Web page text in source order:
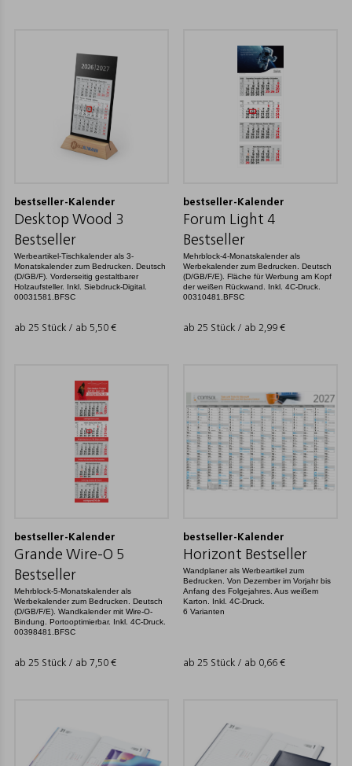
bestseller-Kalender
Desktop Wood 3
Bestseller
Werbeartikel-Tischkalender als 3-
Monatskalender zum Bedrucken. Deutsch
(D/GB/F). Vorderseitig gestaltbarer
Holzaufsteller. Inkl. Siebdruck-Digital.
00031581.BFSC
ab 25 Stück / ab 5,50 €
bestseller-Kalender
Forum Light 4
Bestseller
Mehrblock-4-Monatskalender als
Werbekalender zum Bedrucken. Deutsch
(D/GB/F/E). Fläche für Werbung am Kopf
der weißen Rückwand. Inkl. 4C-Druck.
00310481.BFSC
ab 25 Stück / ab 2,99 €
bestseller-Kalender
Grande Wire-O 5
Bestseller
Mehrblock-5-Monatskalender als
Werbekalender zum Bedrucken. Deutsch
(D/GB/F/E). Wandkalender mit Wire-O-
Bindung. Portooptimierbar. Inkl. 4C-Druck.
00398481.BFSC
ab 25 Stück / ab 7,50 €
bestseller-Kalender
Horizont Bestseller
Wandplaner als Werbeartikel zum
Bedrucken. Von Dezember im Vorjahr bis
Anfang des Folgejahres. Aus weißem
Karton. Inkl. 4C-Druck.
6 Varianten
ab 25 Stück / ab 0,66 €